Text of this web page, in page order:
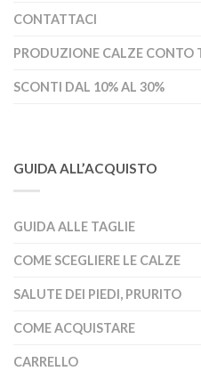
CONTATTACI
PRODUZIONE CALZE CONTO
SCONTI DAL 10% AL 30%
GUIDA ALL’ACQUISTO
GUIDA ALLE TAGLIE
COME SCEGLIERE LE CALZE
SALUTE DEI PIEDI, PRURITO
COME ACQUISTARE
CARRELLO